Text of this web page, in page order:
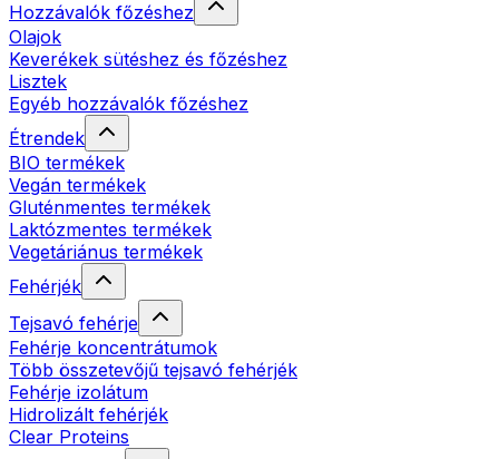
Hozzávalók főzéshez
Olajok
Keverékek sütéshez és főzéshez
Lisztek
Egyéb hozzávalók főzéshez
Étrendek
BIO termékek
Vegán termékek
Gluténmentes termékek
Laktózmentes termékek
Vegetáriánus termékek
Fehérjék
Tejsavó fehérje
Fehérje koncentrátumok
Több összetevőjű tejsavó fehérjék
Fehérje izolátum
Hidrolizált fehérjék
Clear Proteins